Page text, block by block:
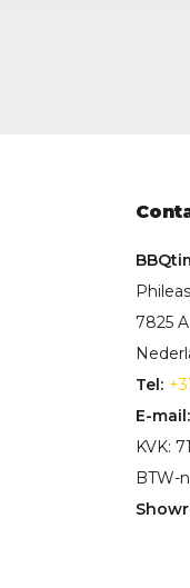
7825
Tel:
E-mail:
KVK:
BTW-